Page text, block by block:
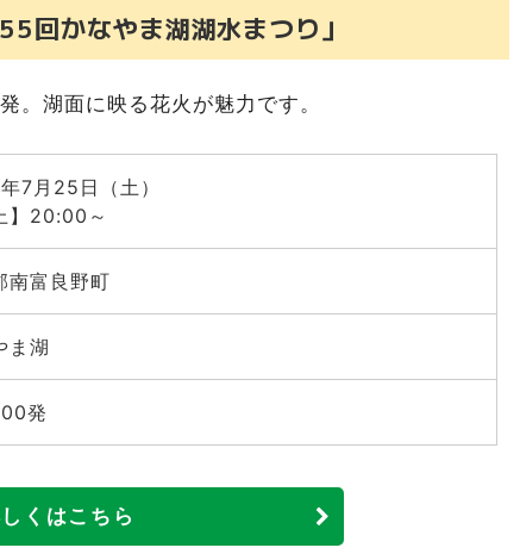
ティー カヤギニまつり」
55回 あかびら火まつり」
まつり」
☆フェスタ あしべつ」
バー砂川夏まつり 第54回砂川納涼花火大会」
涼盆踊り花火大会」
踊り・花火大会」
り」
回かなやま湖湖水まつり」
湖面に映る花火が魅力です。
7月25日（土）
】20:00～
南富良野町
ま湖
発
くはこちら